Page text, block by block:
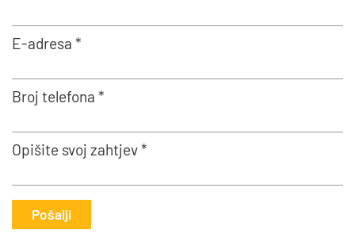
E-adresa *
Broj telefona *
Opišite svoj zahtjev *
Pošalji